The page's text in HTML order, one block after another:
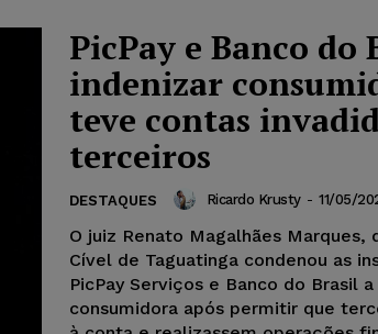
PicPay e Banco do
indenizar
teve contas
terceiros
DESTAQUES Ricardo Krusty - 11/05/
O juiz Renato Magalhães Marques,
Cível de Taguatinga condenou as
PicPay Serviços e Banco do Brasil
consumidora após permitir que